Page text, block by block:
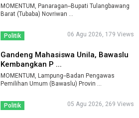
MOMENTUM, Panaragan--Bupati Tulangbawang
Barat (Tubaba) Novriwan ...
Politik 06 Agu 2026, 179 Views
Gandeng Mahasiswa Unila, Bawaslu
Kembangkan P ...
MOMENTUM, Lampung--Badan Pengawas
Pemilihan Umum (Bawaslu) Provin ...
Politik 05 Agu 2026, 269 Views